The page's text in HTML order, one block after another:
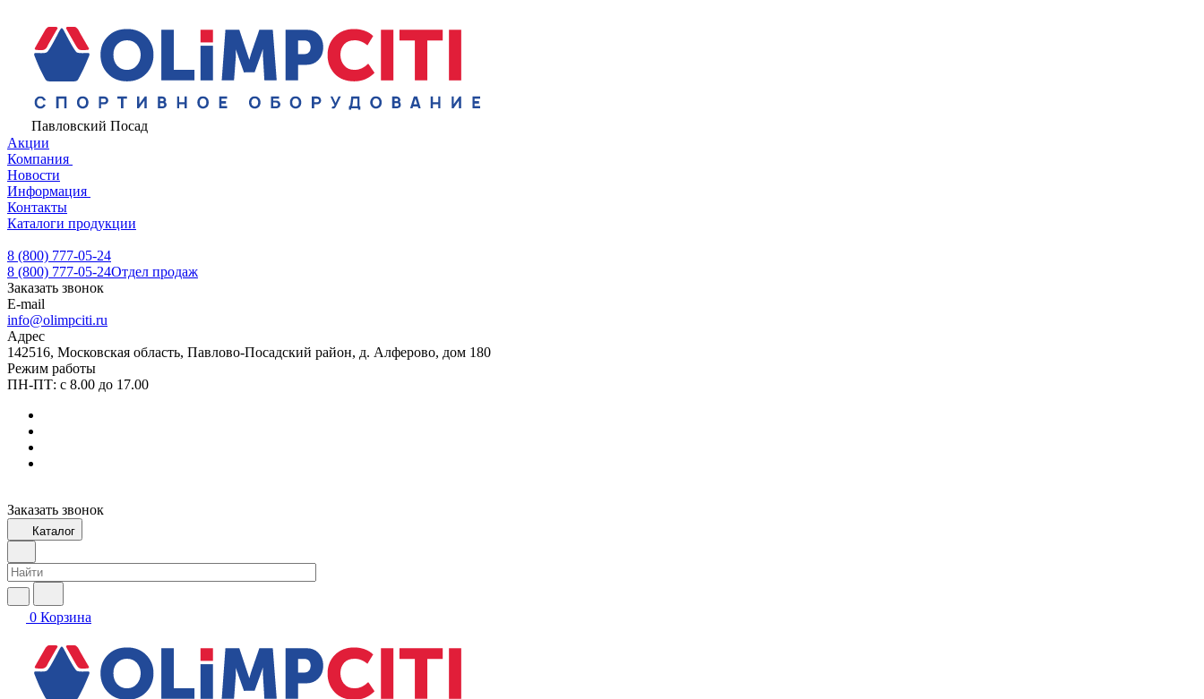
Павловский Посад
Акции
Компания
Новости
Информация
Контакты
Каталоги продукции
8 (800) 777-05-24
8 (800) 777-05-24Отдел продаж
Заказать звонок
E-mail
info@olimpciti.ru
Адрес
142516, Московская область, Павлово-Посадский район, д. Алферово, дом 180
Режим работы
ПН-ПТ: с 8.00 до 17.00
Заказать звонок
Каталог
0 Корзина